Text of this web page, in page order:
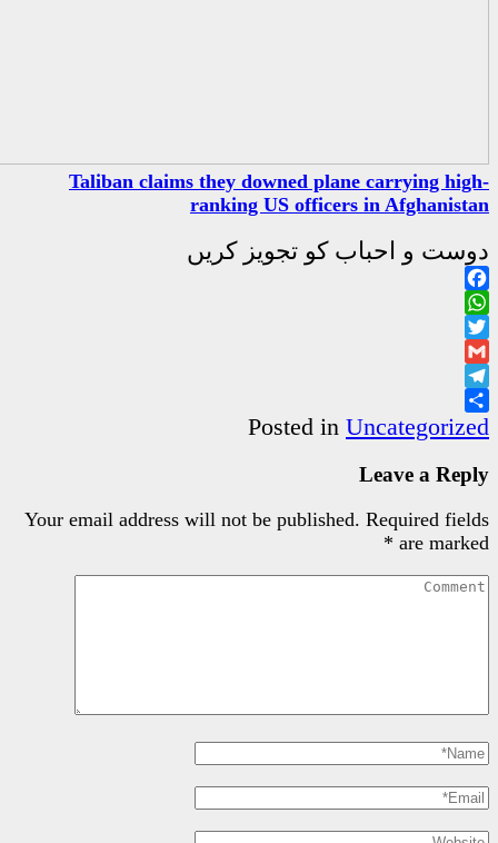
Taliban claims they
ranking US
کریں
Your email address will not be